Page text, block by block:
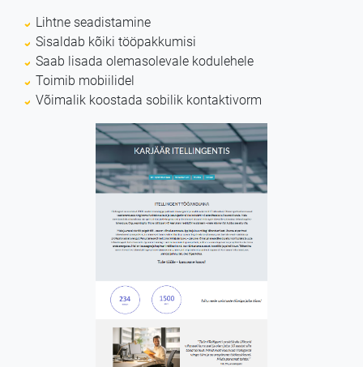
Lihtne seadistamine
Sisaldab kõiki tööpakkumisi
Saab lisada olemasolevale kodulehele
Toimib mobiilidel
Võimalik koostada sobilik kontaktivorm